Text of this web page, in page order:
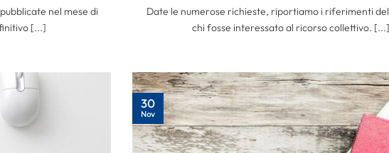
nel mese di
[...]
Date le numerose richieste, riportiamo i riferimenti
chi fosse interessato al ricorso collettivo. [...]
30
Nov